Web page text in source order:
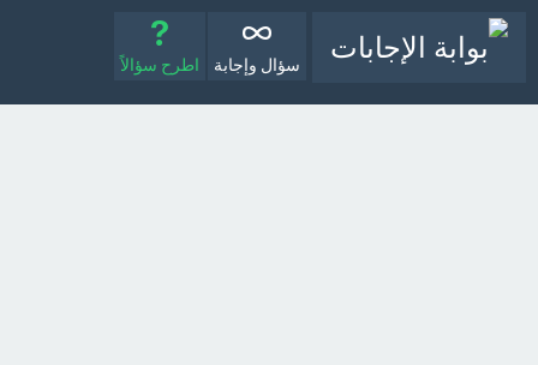
سؤال وإجابة اطرح سؤالاً